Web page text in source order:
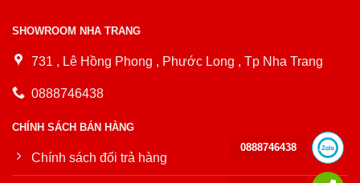
SHOWROOM NHA TRANG
731 , Lê Hồng Phong , Phước Long , Tp Nha Trang
0888746438
CHÍNH SÁCH BÁN HÀNG
Chính sách đổi trả hàng
0888746438